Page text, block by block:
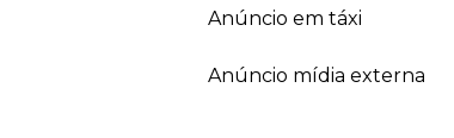
anúncio em táxi
anúncio mídia externa